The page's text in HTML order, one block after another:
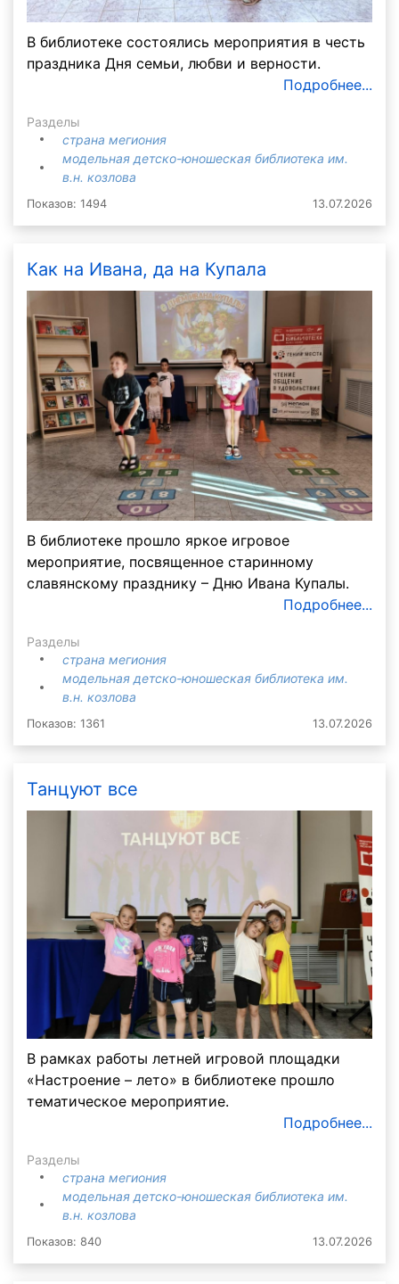
В библиотеке состоялись мероприятия в честь
праздника Дня семьи, любви и верности.
Подробнее...
Разделы
страна мегиония
модельная детско-юношеская библиотека им.
в.н. козлова
Показов: 1494 13.07.2026
Как на Ивана, да на Купала
В библиотеке прошло яркое игровое
мероприятие, посвященное старинному
славянскому празднику – Дню Ивана Купалы.
Подробнее...
Разделы
страна мегиония
модельная детско-юношеская библиотека им.
в.н. козлова
Показов: 1361 13.07.2026
Танцуют все
В рамках работы летней игровой площадки
«Настроение – лето» в библиотеке прошло
тематическое мероприятие.
Подробнее...
Разделы
страна мегиония
модельная детско-юношеская библиотека им.
в.н. козлова
Показов: 840 13.07.2026